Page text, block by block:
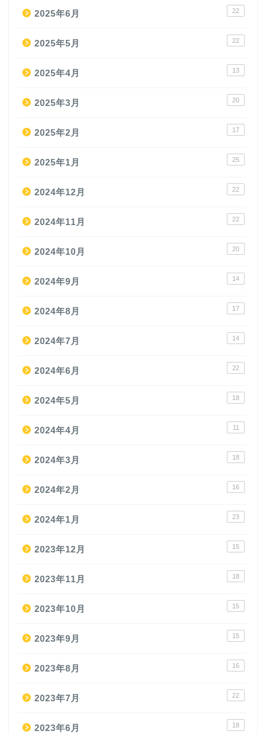
2025年6月 22
2025年5月 22
2025年4月 13
2025年3月 20
2025年2月 17
2025年1月 25
2024年12月 22
2024年11月 22
2024年10月 20
2024年9月 14
2024年8月 17
2024年7月 14
2024年6月 22
2024年5月 18
2024年4月 11
2024年3月 18
2024年2月 16
2024年1月 23
2023年12月 15
2023年11月 18
2023年10月 15
2023年9月 15
2023年8月 16
2023年7月 22
2023年6月 18